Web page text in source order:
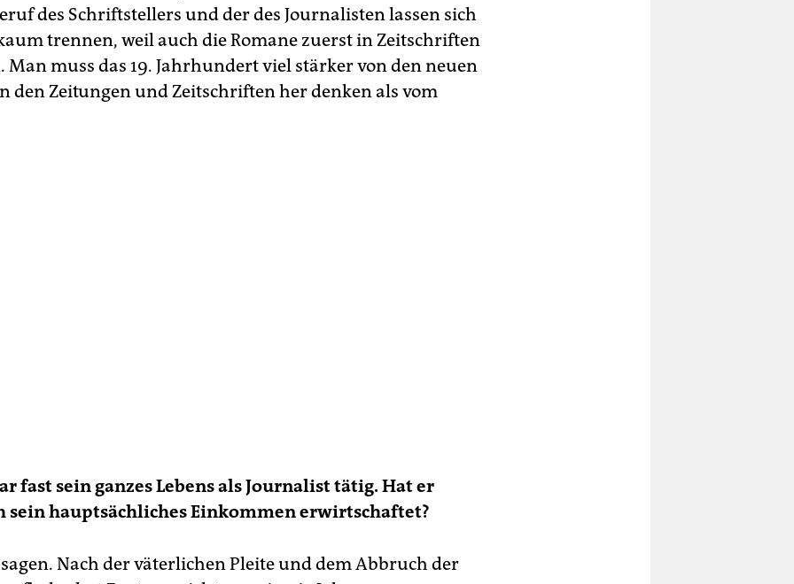
des Schriftstellers und der des Journalisten lassen sich
trennen, weil auch die Romane zuerst in Zeitschriften
Man muss das 19. Jahrhundert viel stärker von den neuen
den Zeitungen und Zeitschriften her denken als vom
fast sein ganzes Lebens als Journalist tätig. Hat er
sein hauptsächliches Einkommen erwirtschaftet?
Nach der väterlichen Pleite und dem Abbruch der